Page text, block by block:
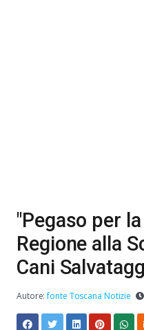
"Pegaso per
Regione alla
Cani
Autore:fonte Toscana Notizie